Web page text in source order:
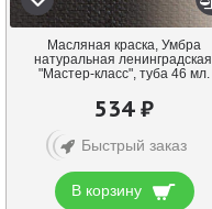
Масляная краска, Умбра
натуральная ленинградская,
"Мастер-класс", туба 46 мл.
534 ₽
Быстрый заказ
В корзину